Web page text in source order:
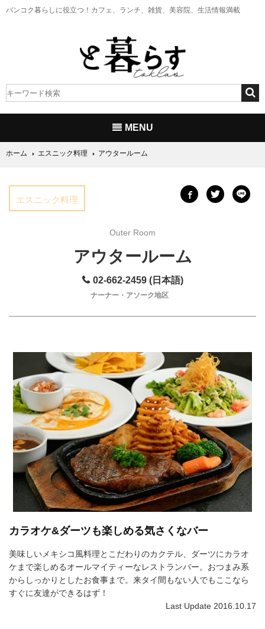
バンコク暮らしに役立つ！ カフェ、ランチ、雑貨、美容院、生活情報満載
MENU
ホーム エスニック料理 アウタールーム
エスニック料理
Outer Room
アウタールーム
02-662-2459 (日本語)
ナーナー・アソーク地区
カラオケ&ダーツも楽しめる気さくなバー
美味しいメキシコ風料理とこだわりのカクテル、ダーツにカラオ
ケまで楽しめるオールマイティーなレストランバー。おつまみ系
からしっかりとしたお食事まで。来タイ間もない人でもここなら
すぐに友達ができるはず！
Last Update 2016.10.17